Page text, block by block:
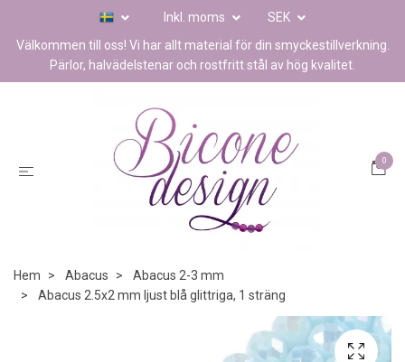
Inkl. moms
SEK
Välkommen till oss! Vi har allt material för din smyckestillverkning.
Pärlor, halvädelstenar och rostfritt stål av hög kvalitet.
0
Hem Abacus
Abacus 2-3 mm
Abacus 2.5x2 mm ljust blå glittriga, 1 sträng